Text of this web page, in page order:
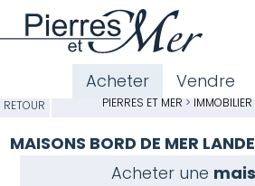
Acheter Vendre
RETOUR PIERRES ET MER >
MAISONS BORD DE MER
Acheter une